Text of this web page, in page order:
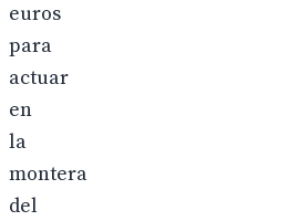
euros
para
actuar
en
la
montera
del